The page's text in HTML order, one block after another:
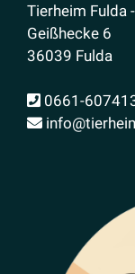
Tierheim Fulda
Geißhecke 6
36039 Fulda
0661-